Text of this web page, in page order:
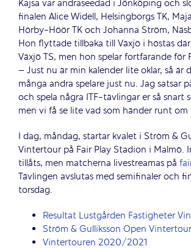
Kajsa var andraseedad i Jönköping och
finalen Alice Widell, Helsingborgs TK,
Hörby-Höör TK och Johanna Ström,
Hon flyttade tillbaka till Växjö i höstas
Växjö TS, men hon spelar fortfarande för
– Just nu är min kalender lite oklar, så är
många andra spelare just nu. Jag satsar
och spela några ITF-tävlingar er så snart
men vi få se lite vad som händer runt om
I dag, måndag, startar kvalet i Ström &
Vintertour på Fair Play Stadion i Malmö.
tillåts, men matcherna livestreamas på
Tävlingen avslutas med semifinaler och
torsdag.
Resultat Lustgården Fastigheter
Ström & Gulliksson Open Vintertour
Vintertouren 2020/2021